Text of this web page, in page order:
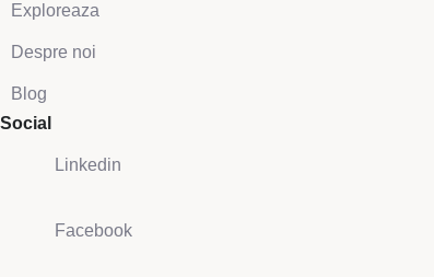
Exploreaza
Despre noi
Blog
Social
Linkedin
Facebook